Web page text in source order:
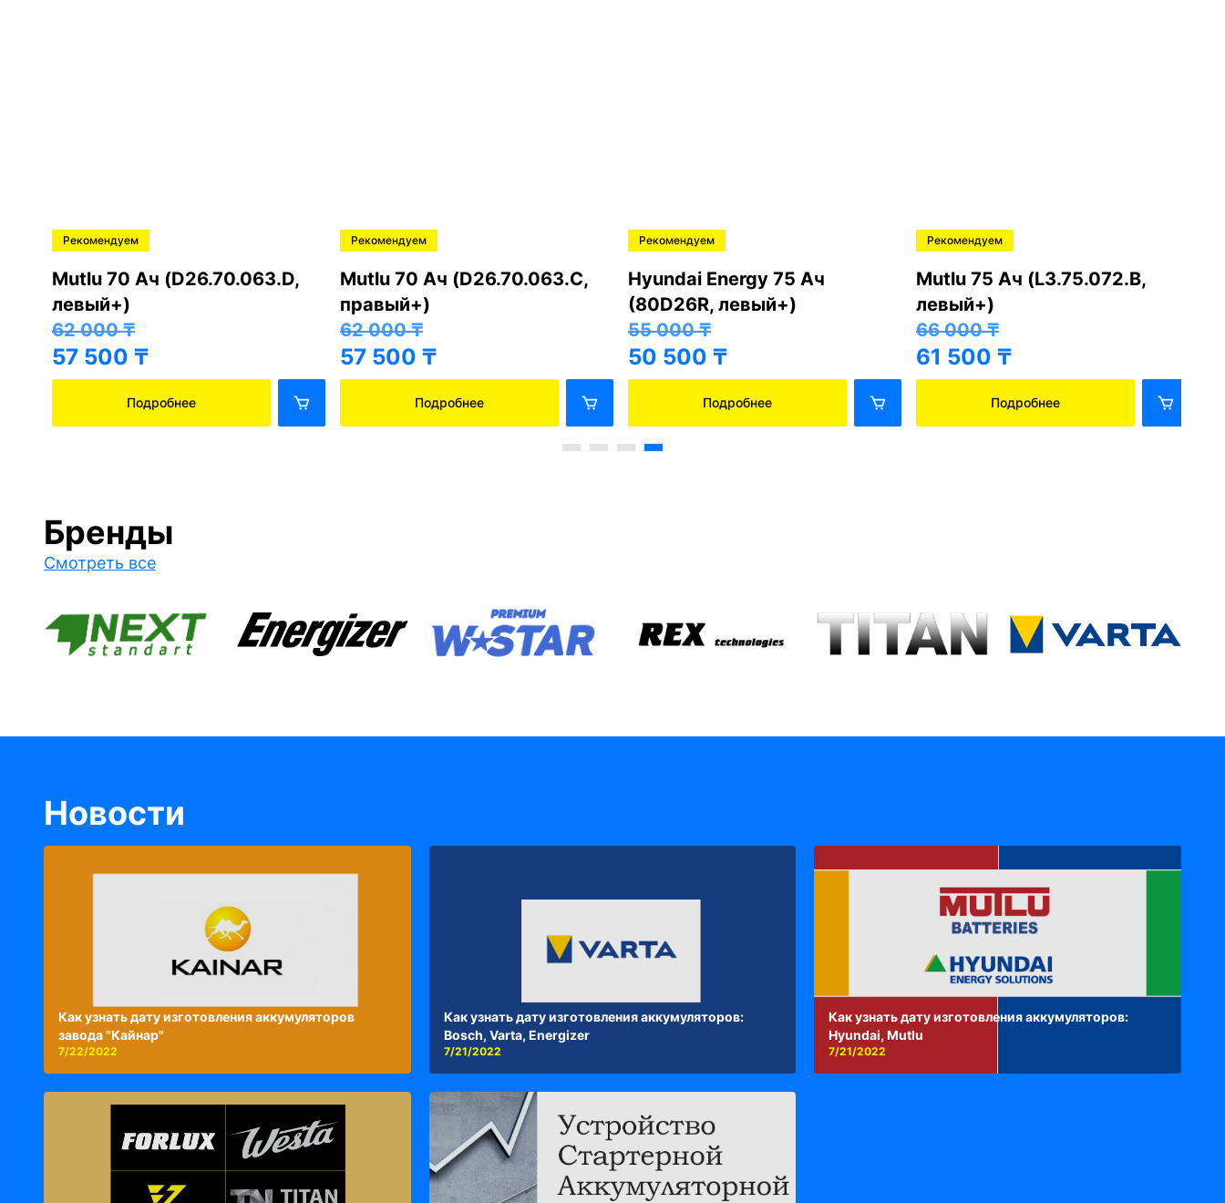
Рекомендуем
Mutlu 70 Ач (D26.70.063.D,
левый+)
62 000₸
57 500₸
Подробнее
Рекомендуем
Mutlu 70 Ач (D26.70.063.C,
правый+)
62 000₸
57 500₸
Подробнее
Рекомендуем
Hyundai Energy 75 Ач
(80D26R, левый+)
55 000₸
50 500₸
Подробнее
Рекомендуем
Mutlu 75 Ач (L3.75.072.B,
левый+)
66 000₸
61 500₸
Подробнее
Бренды
Смотреть все
Новости
Как узнать дату изготовления аккумуляторов
завода "Кайнар"
7/22/2022
Как узнать дату изготовления аккумуляторов:
Bosch, Varta, Energizer
7/21/2022
Как узнать дату изготовления аккумуляторов:
Hyundai, Mutlu
7/21/2022